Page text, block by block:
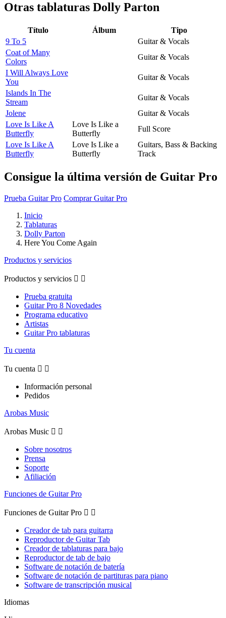
Otras tablaturas Dolly Parton
Título Álbum
Tipo
9 To 5
Guitar & Vocals
Coat of Many
Colors
Guitar & Vocals
I Will Always Love
You
Guitar & Vocals
Islands In The
Stream
Guitar & Vocals
Jolene
Guitar & Vocals
Love Is Like A
Butterfly
Love Is Like a
Butterfly
Full Score
Love Is Like A
Butterfly
Love Is Like a
Butterfly
Guitars, Bass & Backing
Track
Consigue la última versión de Guitar Pro
Prueba Guitar Pro Comprar Guitar Pro
Inicio
Tablaturas
Dolly Parton
Here You Come Again
Productos y servicios
Productos y servicios  
Prueba gratuita
Guitar Pro 8 Novedades
Programa educativo
Artistas
Guitar Pro tablaturas
Tu cuenta
Tu cuenta  
Información personal
Pedidos
Arobas Music
Arobas Music  
Sobre nosotros
Prensa
Soporte
Afiliación
Funciones de Guitar Pro
Funciones de Guitar Pro  
Creador de tab para guitarra
Reproductor de Guitar Tab
Creador de tablaturas para bajo
Reproductor de tab de bajo
Software de notación de batería
Software de notación de partituras para piano
Software de transcripción musical
Idiomas